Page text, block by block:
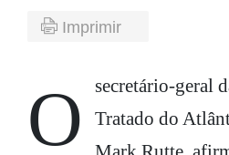
Imprimir
O secretário-geral da Organização do
Tratado do